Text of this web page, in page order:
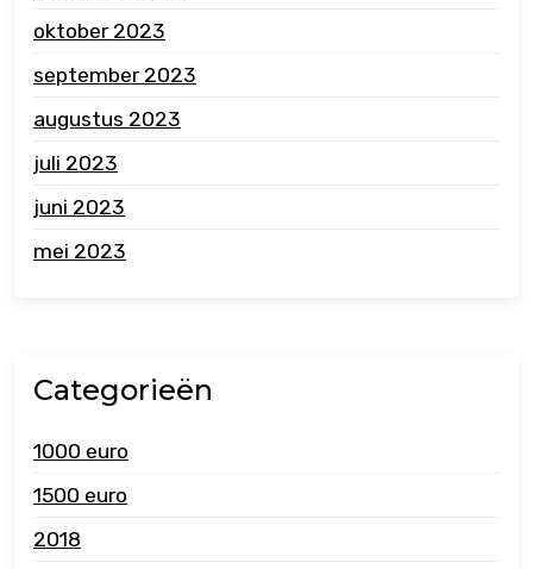
oktober 2023
september 2023
augustus 2023
juli 2023
juni 2023
mei 2023
Categorieën
1000 euro
1500 euro
2018